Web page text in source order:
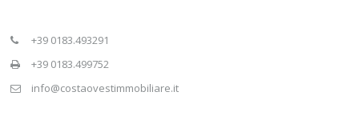
+39 0183.493291
+39 0183.499752
info@costaovestimmobiliare.it